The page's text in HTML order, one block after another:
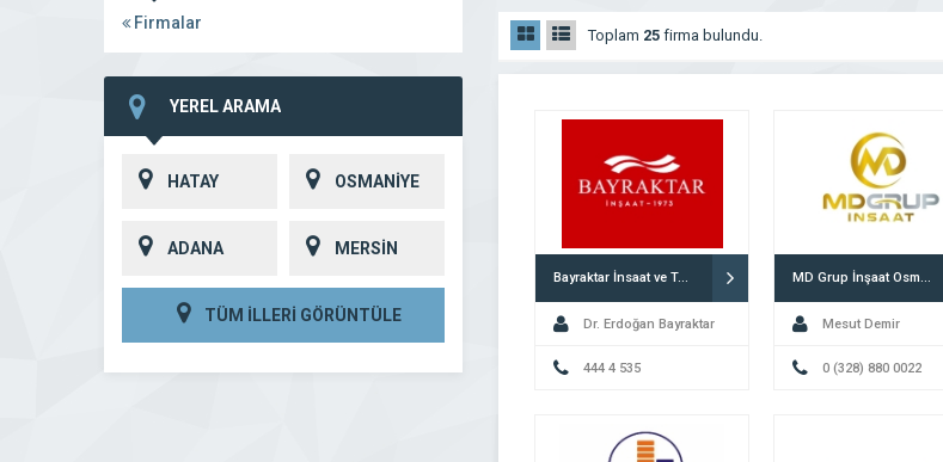
Firmalar
YEREL ARAMA
HATAY OSMANİYE
ADANA MERSİN
TÜM İLLERİ GÖRÜNTÜLE
Toplam 25 firma bulundu.
Bayraktar İnsaat ve Taahhüt A.Ş. İstanbul
Dr. Erdoğan Bayraktar
444 4 535
MD Grup İnşaat Osmaniye
Mesut Demir
0 (328) 880 0022